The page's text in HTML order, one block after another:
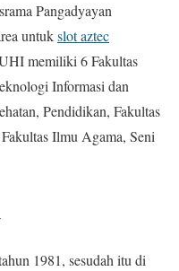
Pangadyayan
untukslot aztec
memiliki 6 Fakultas
Informasi dan
Pendidikan, Fakultas
Ilmu Agama, Seni
1981, sesudah itu di